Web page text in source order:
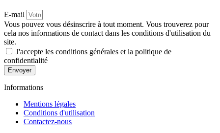
E-mail
Vous pouvez vous désinscrire à tout moment. Vous trouverez pour
cela nos informations de contact dans les conditions d'utilisation du
site.
J'accepte les conditions générales et la politique de
confidentialité
Envoyer
Informations
Mentions légales
Conditions d'utilisation
Contactez-nous